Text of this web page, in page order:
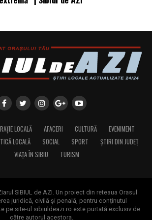
sau evacuări, clătește pompa cu apă
de aspirație, cablul, flotorul și
lăsate pe rotor sau în zona de
în puț sau în bazin, verifică
și cablul de alimentare. În zone cu
există risc de îngheț.
adâncime, debit, refulare, protecții și
Când aceste criterii sunt
de cumpărare, instalația funcționează
plante rezistente la ger sau
aciculară fină a frunzelor oferă un
de aproape, în timp ce de la
ca o suprafață compactă și
LOCALĂ AFACERI CULTURĂ
EVENIMENT
LOCALĂ SOCIAL SPORT
ȘTIRI DIN JUDEȚ
VIAȚA ÎN SIBIU
TURISM
SIBIUL de AZI. Un proiect din reteaua Orasul
juridică, civilă și penală, pentru conținutul
pe site-ul sibiuldeazi.ro este purtată exclusiv de
către autorul acestora.